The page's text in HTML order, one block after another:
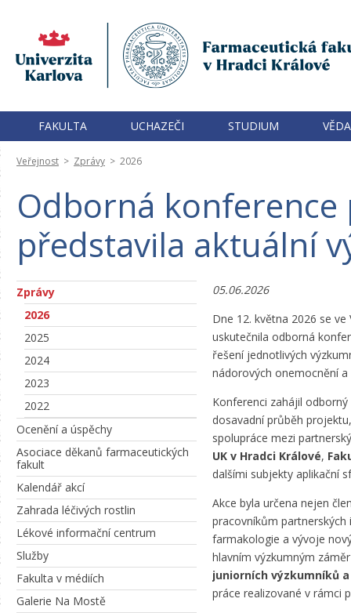
FAKULTA UCHAZEČI STUDIUM
Veřejnost > Zprávy > 2026
Odborná
představila aktuální
Zprávy
2026
2025
2024
2023
2022
Ocenění a úspěchy
Asociace děkanů farmaceutických
fakult
Kalendář akcí
Zahrada léčivých rostlin
Lékové informační centrum
Služby
Fakulta v médiích
Galerie Na Mostě
05.06.2026
Dne 12. května 2026 se
uskutečnila odborná
řešení jednotlivých
nádorových onemocnění
Konferenci zahájil
dosavadní průběh
spolupráce mezi
UK v Hradci Králové,
dalšími subjekty aplikační
Akce byla určena nejen
pracovníkům
farmakologie a vývoje
hlavním výzkumným
juniorních výzkumníků
práce realizované v rámci